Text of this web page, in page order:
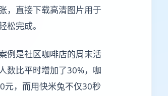
，直接下载高清图片用于
完成。
例是社区咖啡店的周末活
数比平时增加了30%，咖
元，而用快米兔不仅30秒